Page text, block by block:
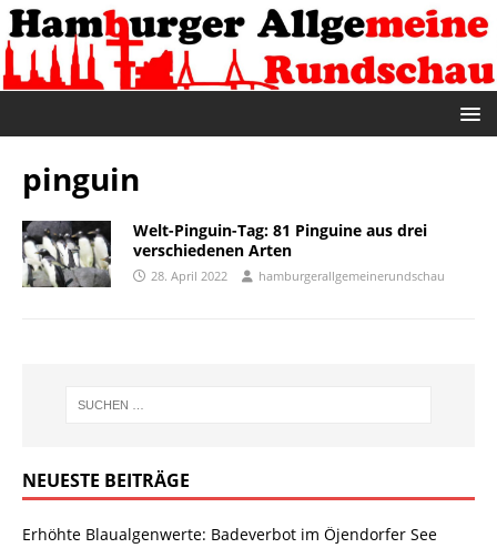
pinguin
Welt-Pinguin-Tag: 81 Pinguine aus drei
verschiedenen Arten
28. April 2022 hamburgerallgemeinerundschau
NEUESTE BEITRÄGE
Erhöhte Blaualgenwerte: Badeverbot im Öjendorfer See